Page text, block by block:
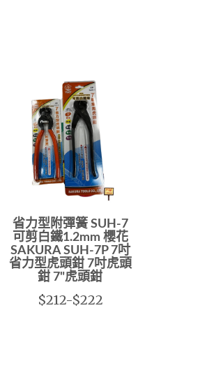
省力型附彈簧 SUH-7
可剪白鐵1.2mm 櫻花
SAKURA SUH-7P 7吋
省力型虎頭鉗 7吋虎頭
鉗 7"虎頭鉗
$212-$222